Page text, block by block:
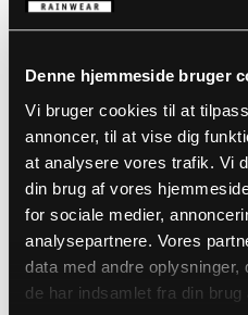
Denne hjemmeside bruger
Vi bruger cookies til at
annoncer, til at vise dig
at analysere vores trafik. Vi
din brug af vores
for sociale medier,
analysepartnere. Vores
data med andre
de har indsamlet fra din brug
Vandtæthed: >20.000 MM
Detaljer
Elastik i taljen
Aftagelige, elastiske og
Skridtåbning med
Bæltestropper
To frontlommer med
To baglommer med
To aftagelige
Værktøjslomme på
Cargo lomme med
Knæpudelommer
Lynlås og
Produktdata
Varenummer: 4WS-
DB-nummer: 2216982
EAN: 5708217502908
Størrelsesguide
Vaskeanvisninger
Plejeinstruktioner:
DOWNLOAD